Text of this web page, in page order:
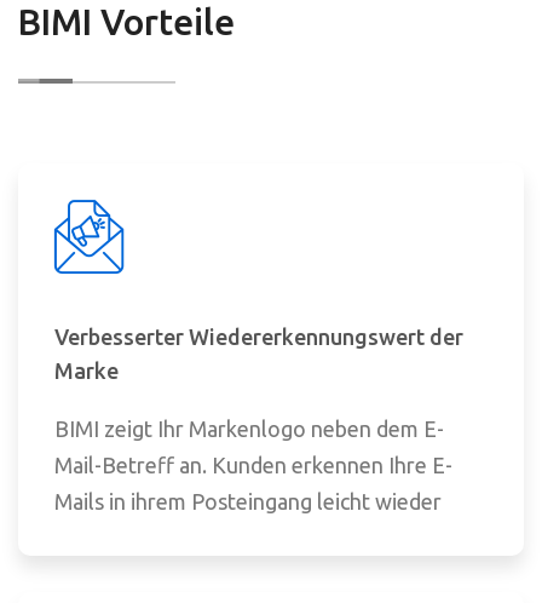
BIMI Vorteile
Verbesserter Wiedererkennungswert der
Marke
BIMI zeigt Ihr Markenlogo neben dem E-
Mail-Betreff an. Kunden erkennen Ihre E-
Mails in ihrem Posteingang leicht wieder